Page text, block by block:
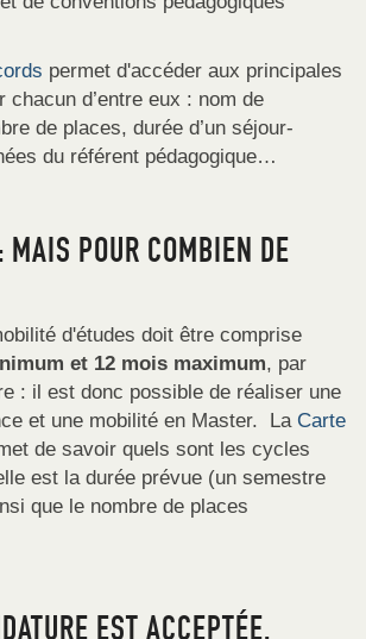
permet d'accéder aux principales
chacun d’entre eux : nom de
de places, durée d’un séjour-
du référent pédagogique…
MAIS POUR COMBIEN DE
d'études doit être comprise
et 12 mois maximum, par
: il est donc possible de réaliser une
et une mobilité en Master. La Carte
de savoir quels sont les cycles
est la durée prévue (un semestre
que le nombre de places